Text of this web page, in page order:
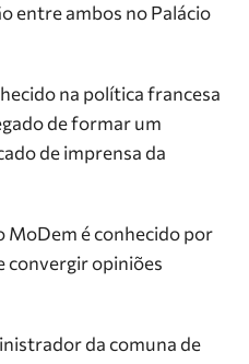
entre ambos no Palácio
na política francesa
de formar um
de imprensa da
MoDem é conhecido por
convergir opiniões
da comuna de